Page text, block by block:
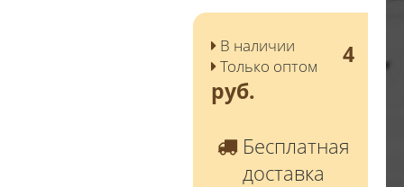
В наличии
Только оптом
4
руб.
Бесплатная
доставка